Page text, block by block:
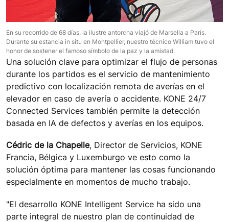
En su recorrido de 68 días, la ilustre antorcha viajó de Marsella a París.
Durante su estancia in situ en Montpellier, nuestro técnico William tuvo el
honor de sostener el famoso símbolo de la paz y la amistad.
Una solución clave para optimizar el flujo de personas
durante los partidos es el servicio de mantenimiento
predictivo con localización remota de averías en el
elevador en caso de avería o accidente. KONE 24/7
Connected Services también permite la detección
basada en IA de defectos y averías en los equipos.
Cédric de la Chapelle, Director de Servicios, KONE
Francia, Bélgica y Luxemburgo ve esto como la
solución óptima para mantener las cosas funcionando
especialmente en momentos de mucho trabajo.
"El desarrollo KONE Intelligent Service ha sido una
parte integral de nuestro plan de continuidad de